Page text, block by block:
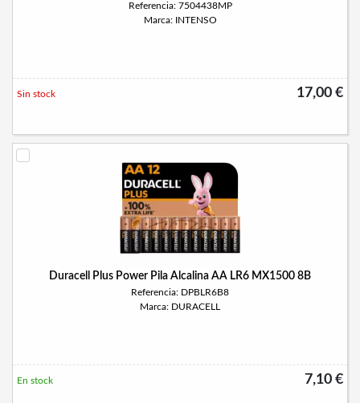
Referencia: 7504438MP
Marca: INTENSO
17,00 €
Sin stock
Duracell Plus Power Pila Alcalina AA LR6 MX1500 8B
Referencia: DPBLR6B8
Marca: DURACELL
7,10 €
En stock